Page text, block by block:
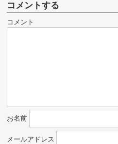
コメントする
コメント
お名前
メールアドレス